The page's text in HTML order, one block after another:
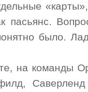
пасьянс.
было.
на команды